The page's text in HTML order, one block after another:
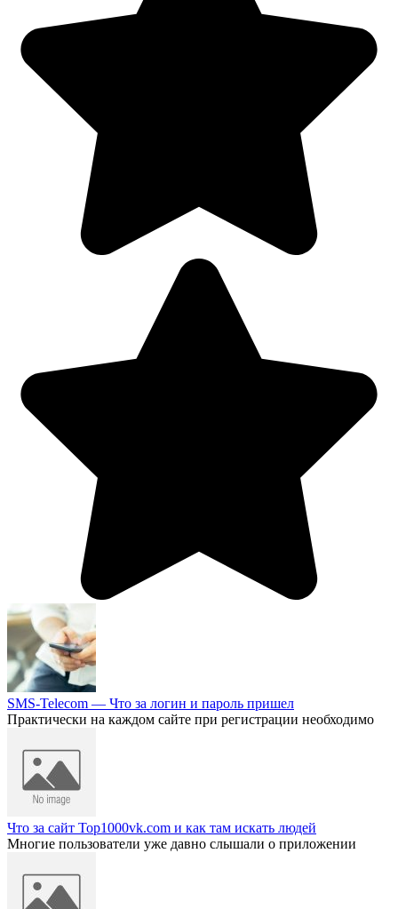
SMS-Telecom — Что за логин и пароль пришел
Практически на каждом сайте при регистрации необходимо
Что за сайт Top1000vk.com и как там искать людей
Многие пользователи уже давно слышали о приложении